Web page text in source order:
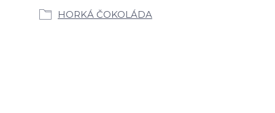
HORKÁ ČOKOLÁDA